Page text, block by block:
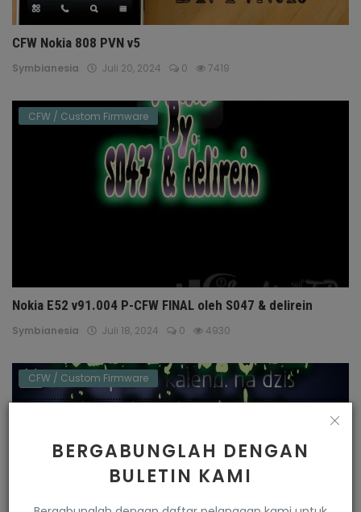
BERGABUNGLAH DENGAN
BULETIN KAMI
CFW Nokia 808 PVN v5
Symbianesia Juli 20, 2024 0 7419
CFW / Custom Firmware
Nokia E52 v91.004 P-CFW FINAL oleh S047 & delirein
Symbianesia Juli 18, 2024 0 4930
CFW / Custom Firmware